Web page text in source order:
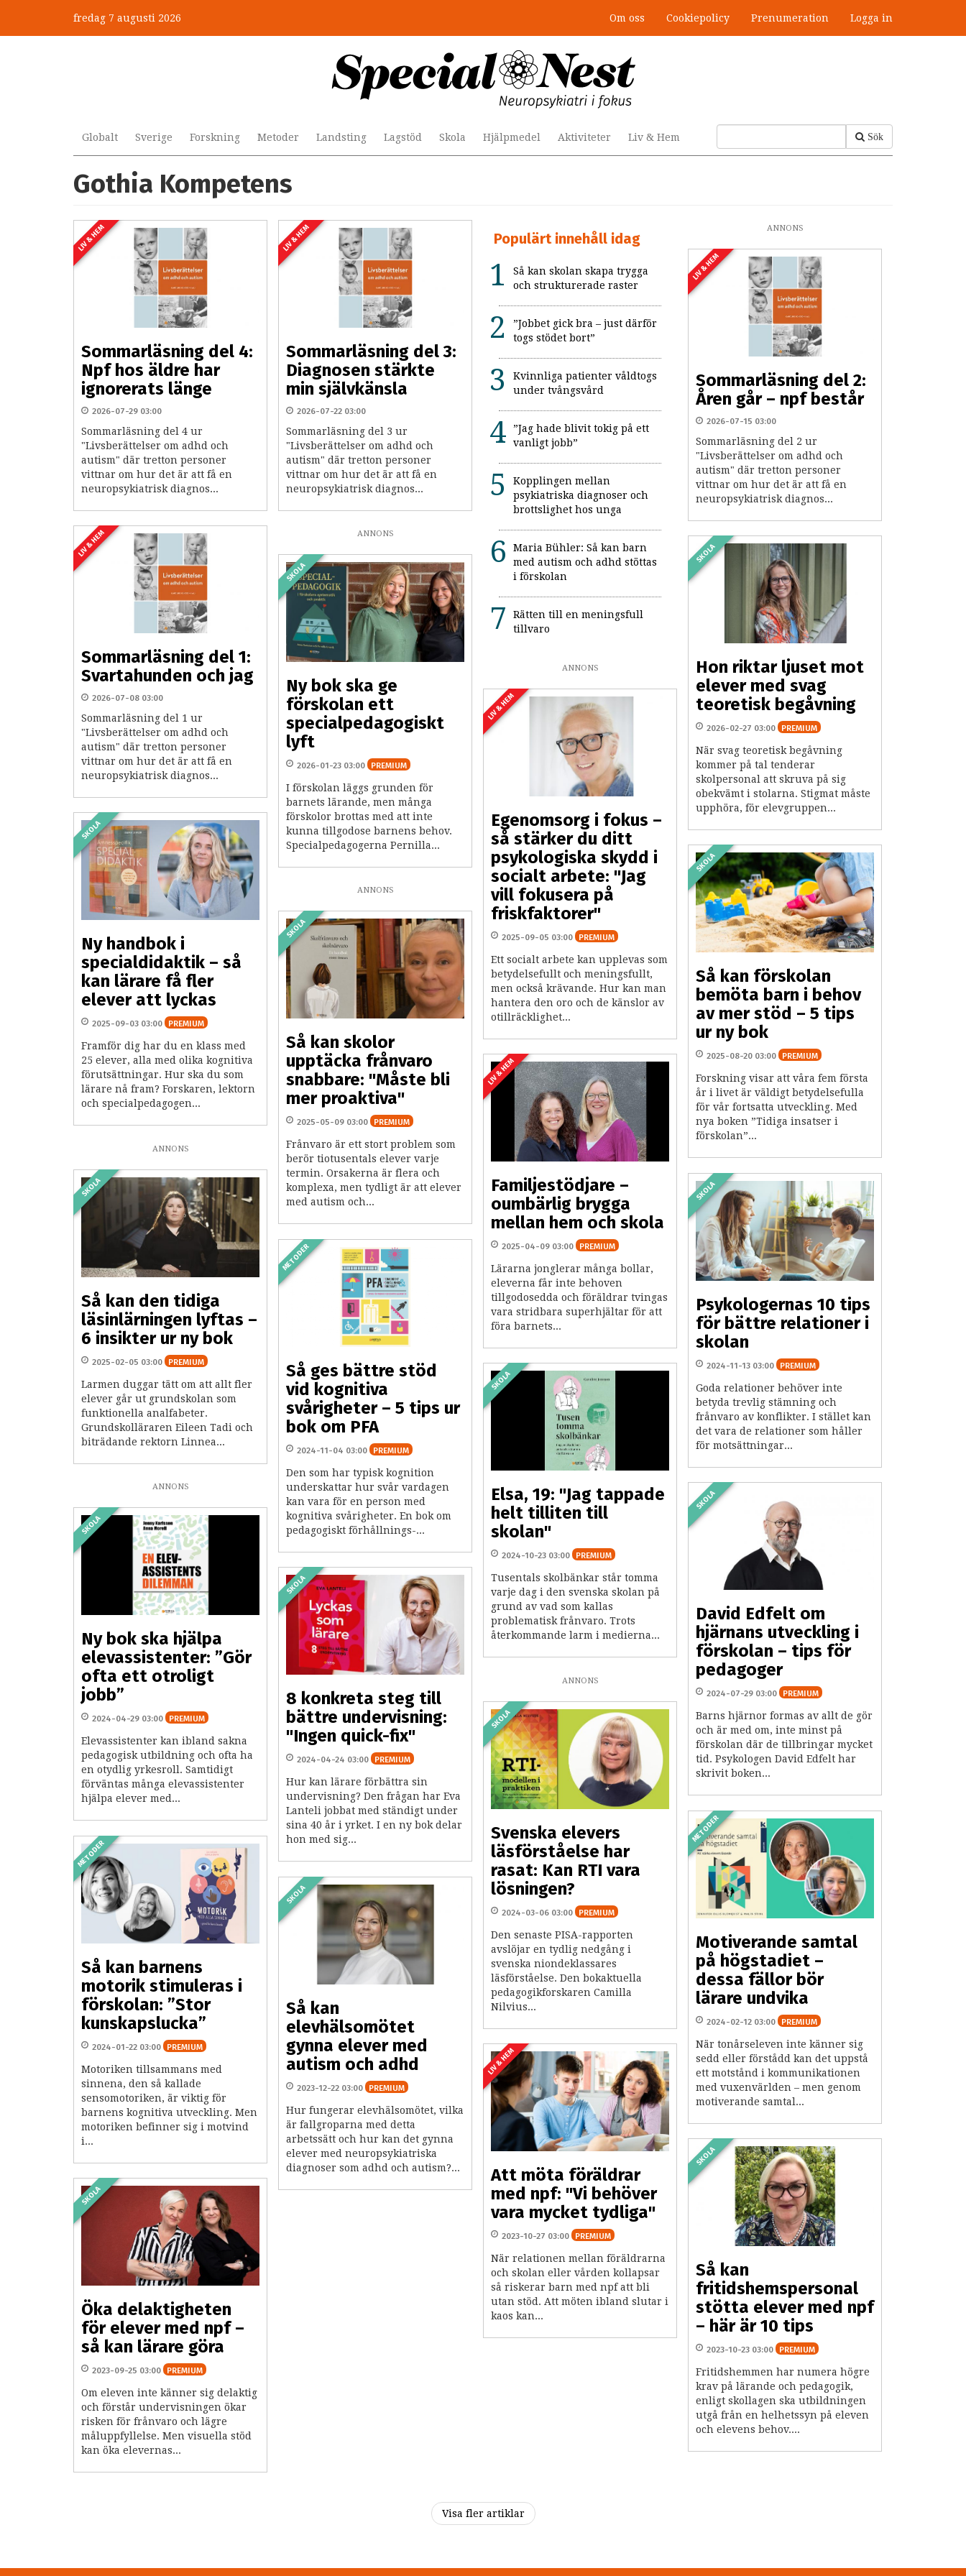
huvudinnehåll
fredag 7 augusti 2026 Om oss Cookiepolicy Prenumeration Logga in
Sök
Globalt Sverige Forskning Metoder Landsting Lagstöd Skola Hjälpmedel Aktiviteter Liv & Hem
Gothia Kompetens
LIV & HEM
Sommarläsning del 4:
Npf hos äldre har
ignorerats länge
2026-07-29 03:00
Sommarläsning del 4 ur
"Livsberättelser om adhd och
autism" där tretton personer
vittnar om hur det är att få en
neuropsykiatrisk diagnos...
LIV & HEM
Sommarläsning del 3:
Diagnosen stärkte
min självkänsla
2026-07-22 03:00
Sommarläsning del 3 ur
"Livsberättelser om adhd och
autism" där tretton personer
vittnar om hur det är att få en
neuropsykiatrisk diagnos...
Populärt innehåll idag
Så kan skolan skapa trygga
och strukturerade raster
”Jobbet gick bra – just därför
togs stödet bort”
Kvinnliga patienter våldtogs
under tvångsvård
”Jag hade blivit tokig på ett
vanligt jobb”
Kopplingen mellan
psykiatriska diagnoser och
brottslighet hos unga
Maria Bühler: Så kan barn
med autism och adhd stöttas
i förskolan
Rätten till en meningsfull
tillvaro
ANNONS
LIV & HEM
Sommarläsning del 2:
Åren går – npf består
2026-07-15 03:00
Sommarläsning del 2 ur
"Livsberättelser om adhd och
autism" där tretton personer
vittnar om hur det är att få en
neuropsykiatrisk diagnos...
LIV & HEM
Sommarläsning del 1:
Svartahunden och jag
2026-07-08 03:00
Sommarläsning del 1 ur
"Livsberättelser om adhd och
autism" där tretton personer
vittnar om hur det är att få en
neuropsykiatrisk diagnos...
ANNONS
SKOLA
Hon riktar ljuset mot
elever med svag
teoretisk begåvning
2026-02-27 03:00 PREMIUM
När svag teoretisk begåvning
kommer på tal tenderar
skolpersonal att skruva på sig
obekvämt i stolarna. Stigmat måste
upphöra, för elevgruppen...
SKOLA
Ny bok ska ge
förskolan ett
specialpedagogiskt
lyft
2026-01-23 03:00 PREMIUM
I förskolan läggs grunden för
barnets lärande, men många
förskolor brottas med att inte
kunna tillgodose barnens behov.
Specialpedagogerna Pernilla...
ANNONS
LIV & HEM
Egenomsorg i fokus –
så stärker du ditt
psykologiska skydd i
socialt arbete: "Jag
vill fokusera på
friskfaktorer"
2025-09-05 03:00 PREMIUM
Ett socialt arbete kan upplevas som
betydelsefullt och meningsfullt,
men också krävande. Hur kan man
hantera den oro och de känslor av
otillräcklighet...
SKOLA
Ny handbok i
specialdidaktik – så
kan lärare få fler
elever att lyckas
2025-09-03 03:00 PREMIUM
Framför dig har du en klass med
25 elever, alla med olika kognitiva
förutsättningar. Hur ska du som
lärare nå fram? Forskaren, lektorn
och specialpedagogen...
SKOLA
Så kan förskolan
bemöta barn i behov
av mer stöd – 5 tips
ur ny bok
2025-08-20 03:00 PREMIUM
Forskning visar att våra fem första
år i livet är väldigt betydelsefulla
för vår fortsatta utveckling. Med
nya boken ”Tidiga insatser i
förskolan”...
ANNONS
SKOLA
Så kan skolor
upptäcka frånvaro
snabbare: "Måste bli
mer proaktiva"
2025-05-09 03:00 PREMIUM
Frånvaro är ett stort problem som
berör tiotusentals elever varje
termin. Orsakerna är flera och
komplexa, men tydligt är att elever
med autism och...
LIV & HEM
Familjestödjare –
oumbärlig brygga
mellan hem och skola
2025-04-09 03:00 PREMIUM
Lärarna jonglerar många bollar,
eleverna får inte behoven
tillgodosedda och föräldrar tvingas
vara stridbara superhjältar för att
föra barnets...
ANNONS
SKOLA
Så kan den tidiga
läsinlärningen lyftas –
6 insikter ur ny bok
2025-02-05 03:00 PREMIUM
Larmen duggar tätt om att allt fler
elever går ut grundskolan som
funktionella analfabeter.
Grundskolläraren Eileen Tadi och
biträdande rektorn Linnea...
SKOLA
Psykologernas 10 tips
för bättre relationer i
skolan
2024-11-13 03:00 PREMIUM
Goda relationer behöver inte
betyda trevlig stämning och
frånvaro av konflikter. I stället kan
det vara de relationer som håller
för motsättningar...
METODER
Så ges bättre stöd
vid kognitiva
svårigheter – 5 tips ur
bok om PFA
2024-11-04 03:00 PREMIUM
Den som har typisk kognition
underskattar hur svår vardagen
kan vara för en person med
kognitiva svårigheter. En bok om
pedagogiskt förhållnings-...
SKOLA
Elsa, 19: "Jag tappade
helt tilliten till
skolan"
2024-10-23 03:00 PREMIUM
​Tusentals skolbänkar står tomma
varje dag i den svenska skolan på
grund av vad som kallas
problematisk frånvaro. Trots
återkommande larm i medierna...
ANNONS
SKOLA
David Edfelt om
hjärnans utveckling i
förskolan – tips för
pedagoger
2024-07-29 03:00 PREMIUM
Barns hjärnor formas av allt de gör
och är med om, inte minst på
förskolan där de tillbringar mycket
tid. Psykologen David Edfelt har
skrivit boken...
SKOLA
Ny bok ska hjälpa
elevassistenter: ”Gör
ofta ett otroligt
jobb”
2024-04-29 03:00 PREMIUM
Elevassistenter kan ibland sakna
pedagogisk utbildning och ofta ha
en otydlig yrkesroll. Samtidigt
förväntas många elevassistenter
hjälpa elever med...
SKOLA
8 konkreta steg till
bättre undervisning:
"Ingen quick-fix"
2024-04-24 03:00 PREMIUM
Hur kan lärare förbättra sin
undervisning? Den frågan har Eva
Lanteli jobbat med ständigt under
sina 40 år i yrket. I en ny bok delar
hon med sig...
ANNONS
SKOLA
Svenska elevers
läsförståelse har
rasat: Kan RTI vara
lösningen?
2024-03-06 03:00 PREMIUM
Den senaste PISA-rapporten
avslöjar en tydlig nedgång i
svenska niondeklassares
läsförståelse. Den bokaktuella
pedagogikforskaren Camilla
Nilvius...
METODER
Motiverande samtal
på högstadiet –
dessa fällor bör
lärare undvika
2024-02-12 03:00 PREMIUM
När tonårseleven inte känner sig
sedd eller förstådd kan det uppstå
ett motstånd i kommunikationen
med vuxenvärlden – men genom
motiverande samtal...
METODER
Så kan barnens
motorik stimuleras i
förskolan: ”Stor
kunskapslucka”
2024-01-22 03:00 PREMIUM
Motoriken tillsammans med
sinnena, den så kallade
sensomotoriken, är viktig för
barnens kognitiva utveckling. Men
motoriken befinner sig i motvind
i...
SKOLA
Så kan
elevhälsomötet
gynna elever med
autism och adhd
2023-12-22 03:00 PREMIUM
Hur fungerar elevhälsomötet, vilka
är fallgroparna med detta
arbetssätt och hur kan det gynna
elever med neuropsykiatriska
diagnoser som adhd och autism?...
LIV & HEM
Att möta föräldrar
med npf: "Vi behöver
vara mycket tydliga"
2023-10-27 03:00 PREMIUM
När relationen mellan föräldrarna
och skolan eller vården kollapsar
så riskerar barn med npf att bli
utan stöd. Att möten ibland slutar i
kaos kan...
SKOLA
Så kan
fritidshemspersonal
stötta elever med npf
– här är 10 tips
2023-10-23 03:00 PREMIUM
Fritidshemmen har numera högre
krav på lärande och pedagogik,
enligt skollagen ska utbildningen
utgå från en helhetssyn på eleven
och elevens behov....
SKOLA
Öka delaktigheten
för elever med npf –
så kan lärare göra
2023-09-25 03:00 PREMIUM
Om eleven inte känner sig delaktig
och förstår undervisningen ökar
risken för frånvaro och lägre
måluppfyllelse. Men visuella stöd
kan öka elevernas...
Visa fler artiklar